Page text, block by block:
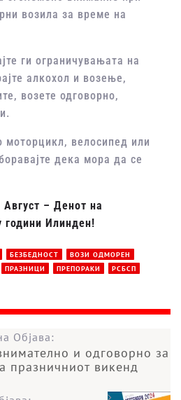
возила за време на
ги ограничувањата на
алкохол и возење,
возете одговорно,
моторцикл, велосипед или
дека мора да се
– Денот на
години Илинден!
БЕЗБЕДНОСТ
ВОЗИ ОДМОРЕН
ПРАЗНИЦИ ПРЕПОРАКИ
РСБСП
Објава:
и одговорно за
празничниот викенд